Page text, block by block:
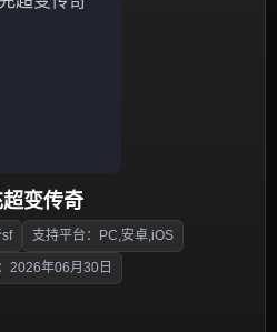
变传奇
支持平台：PC,安卓,iOS
2026年06月30日